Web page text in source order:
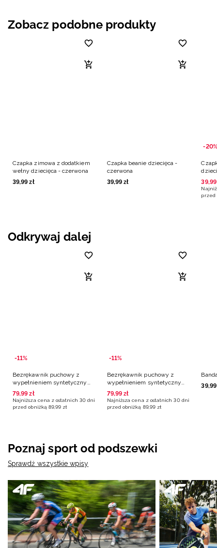
Zobacz podobne produkty
Czapka zimowa z dodatkiem
wełny dziecięca - czerwona
39,99 zł
Czapka beanie dziecięca -
czerwona
39,99 zł
-20%
39,99
przed
Odkrywaj dalej
-11%
Bezrękawnik puchowy z
wypełnieniem syntetycznym
dziewczęcy - fioletowy
79,99 zł
Najniższa cena z ostatnich 30 dni
przed obniżką 89,99 zł
-11%
Bezrękawnik puchowy z
wypełnieniem syntetycznym
dziewczęcy - różowy
79,99 zł
Najniższa cena z ostatnich 30 dni
przed obniżką 89,99 zł
39,99
Poznaj sport od podszewki
Sprawdź wszystkie wpisy